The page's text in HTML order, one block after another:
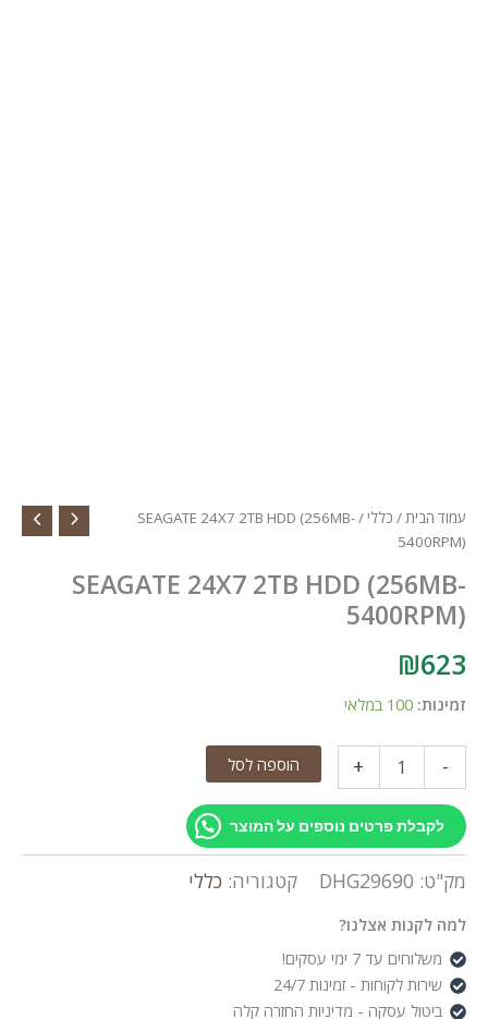
עמוד הבית/ כללי
/ SEAGATE 24X7 2TB HDD (256MB-
5400RPM)
SEAGATE 24X7 2TB HDD (256MB-
5400RPM)
₪623
זמינות: 100 במלאי
-
24X7
2TB
(256MB-
+ הוספה לסל
לקבלת פרטים נוספים על המוצר
מק"ט: DHG29690 קטגוריה: כללי
למה לקנות אצלנו?
משלוחים עד 7 ימי עסקים!
שירות לקוחות - זמינות 24/7
ביטול עסקה - מדיניות החזרה קלה